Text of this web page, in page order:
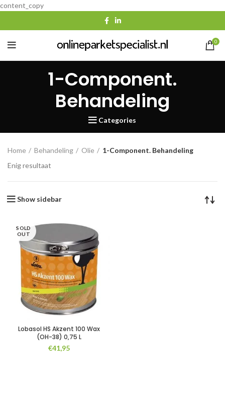
content_copy
0
1-Component.
Behandeling
Categories
Home Behandeling Olie
1-Component. Behandeling
Enig resultaat
Show sidebar
SOLD
OUT
Lobasol HS Akzent 100 Wax
(OH-38) 0,75 L
€41,95